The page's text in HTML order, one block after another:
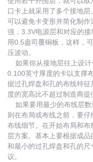
口卡上就采用了多个接地
可以避免卡变形并简化制
强，3.3V电源层和对应的
用0.5盎司覆铜板，这样，
压波动。
如果你从接地层往上设计
0.100英寸厚度的卡以支撑
据过孔焊盘和孔的布线特
度的宽高比不超过制造商提
如果要用最少的布线层数
则在布局或布线之前，要
布线细节。在开始布局和
层方案。基本上要根据成
和最小的过孔焊盘和孔的
议。